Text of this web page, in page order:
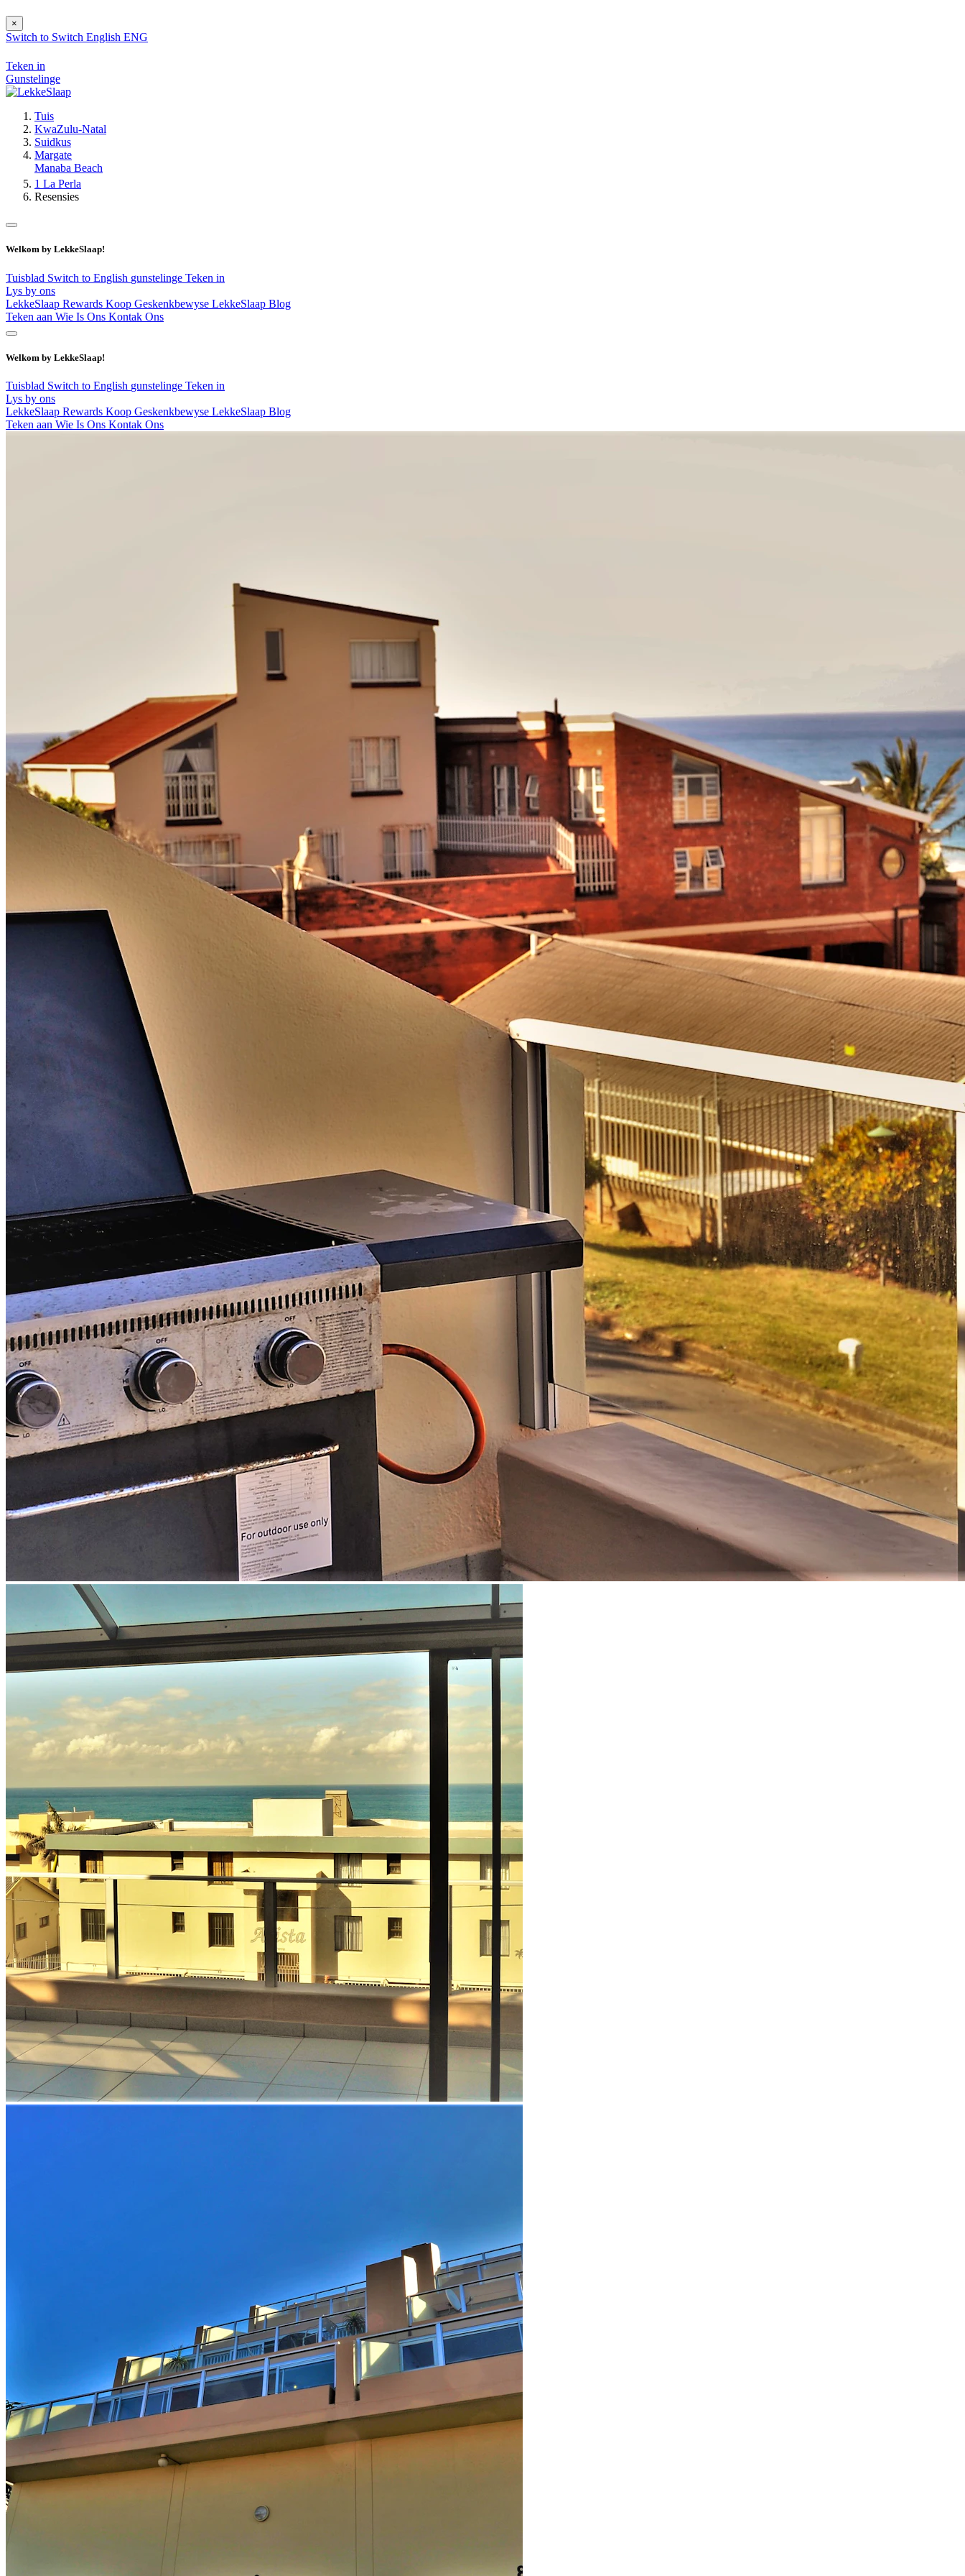
×
Switch to Switch English ENG
Teken in
Gunstelinge
Tuis
KwaZulu-Natal
Suidkus
Margate
Manaba Beach
1 La Perla
Resensies
Welkom by LekkeSlaap!
Tuisblad Switch to English gunstelinge Teken in
Lys by ons
LekkeSlaap Rewards Koop Geskenkbewyse LekkeSlaap Blog
Teken aan Wie Is Ons Kontak Ons
Welkom by LekkeSlaap!
Tuisblad Switch to English gunstelinge Teken in
Lys by ons
LekkeSlaap Rewards Koop Geskenkbewyse LekkeSlaap Blog
Teken aan Wie Is Ons Kontak Ons